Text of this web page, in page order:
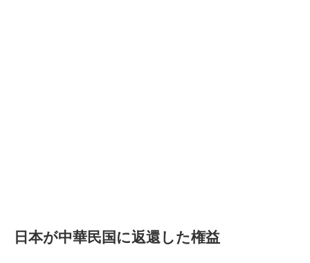
日本が中華民国に返還した権益